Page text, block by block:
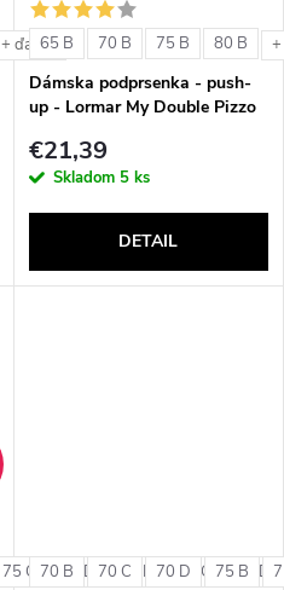
+ ďalšie65 B 70 B 75 B 80 B
Dámska podprsenka - push-
up - Lormar My Double Pizzo
€21,39
Skladom 5 ks
DETAIL
75 C 75 D 80 B 80 C 80 D
70 B 70 C 70 D 75 B